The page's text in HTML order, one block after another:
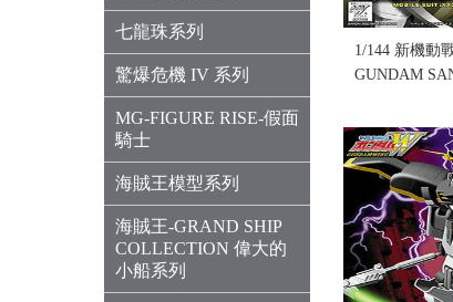
七龍珠系列
驚爆危機 IV 系列
MG-FIGURE RISE-假面
騎士
海賊王模型系列
海賊王-GRAND SHIP
COLLECTION 偉大的
小船系列
1/144 新機動
GUNDAM
售價:0